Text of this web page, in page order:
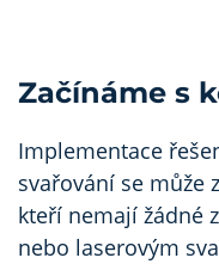
Začínáme s
Implementace
svařování se může
kteří nemají žádné
nebo laserovým